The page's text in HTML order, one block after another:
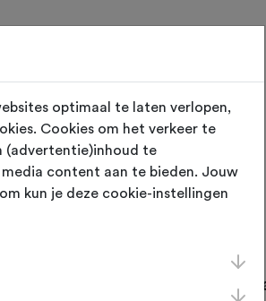
club:
samen met vrienden of
optimaal te laten verlopen,
Cookies om het verkeer te
(advertentie)inhoud te
media content aan te bieden. Jouw
kun je deze cookie-instellingen